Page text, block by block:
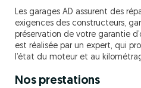
Les garages AD assurent des
exigences des constructeurs,
préservation de votre garantie
est réalisée par un expert, qui
l’état du moteur et au
Nos prestations